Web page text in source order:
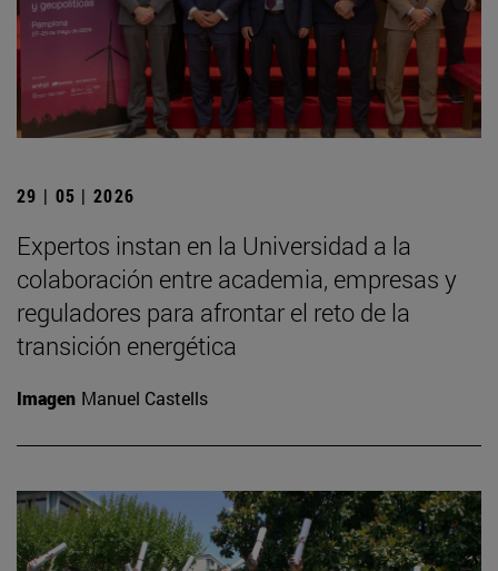
29 | 05 | 2026
Expertos instan en la Universidad a la
colaboración entre academia, empresas y
reguladores para afrontar el reto de la
transición energética
Imagen Manuel Castells